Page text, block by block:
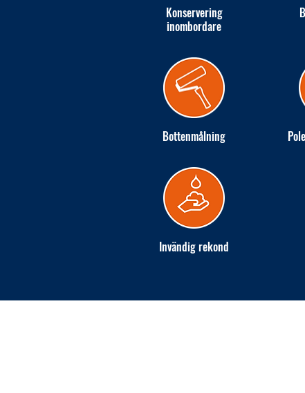
Konservering
inombordare
Bottenmålning
Invändig rekond